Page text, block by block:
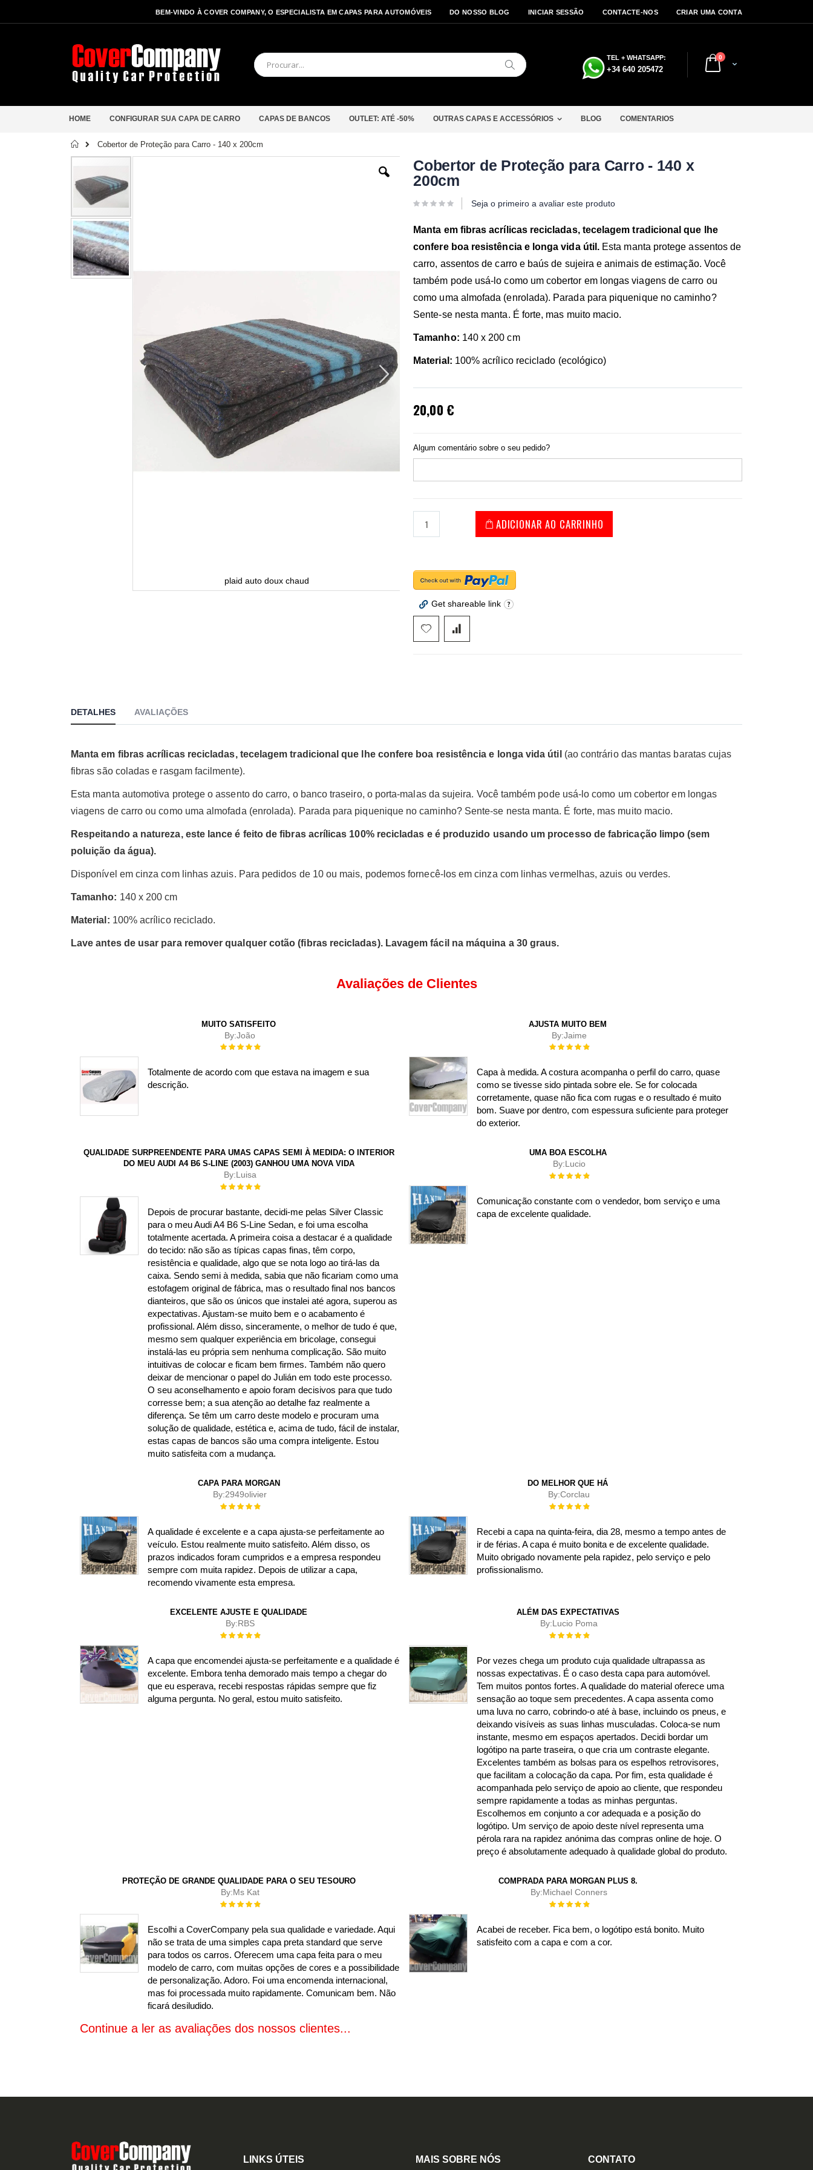
BEM-VINDO À COVER COMPANY, O ESPECIALISTA EM CAPAS PARA AUTOMÓVEIS DO NOSSO BLOG INICIAR SESSÃO CONTACTE-NOS CRIAR UMA CONTA
Cart
0artigos
Pesquisa
TEL + WHATSAPP:
+34 640 205472
HOME CONFIGURAR SUA CAPA DE CARRO CAPAS DE BANCOS OUTLET: ATÉ -50% OUTRAS CAPAS E ACCESSÓRIOS BLOG COMENTARIOS
InícioCobertor de Proteção para Carro - 140 x 200cm
Saltar
final
Galeria
de
imagens
plaid auto doux chaud
Saltar
para
Galeria
imagens
Cobertor de Proteção para Carro - 140 x
200cm
Seja o primeiro a avaliar este produto
Manta em fibras acrílicas recicladas, tecelagem tradicional que lhe
confere boa resistência e longa vida útil. Esta manta protege assentos de
carro, assentos de carro e baús de sujeira e animais de estimação. Você
também pode usá-lo como um cobertor em longas viagens de carro ou
como uma almofada (enrolada). Parada para piquenique no caminho?
Sente-se nesta manta. É forte, mas muito macio.
Tamanho: 140 x 200 cm
Material: 100% acrílico reciclado (ecológico)
20,00 €
Algum comentário sobre o seu pedido?
ADICIONAR AO CARRINHO
Get shareable link
DETALHES
Manta em fibras acrílicas recicladas, tecelagem tradicional que lhe confere boa resistência e longa vida útil (ao contrário das mantas baratas cujas
fibras são coladas e rasgam facilmente).
Esta manta automotiva protege o assento do carro, o banco traseiro, o porta-malas da sujeira. Você também pode usá-lo como um cobertor em longas
viagens de carro ou como uma almofada (enrolada). Parada para piquenique no caminho? Sente-se nesta manta. É forte, mas muito macio.
Respeitando a natureza, este lance é feito de fibras acrílicas 100% recicladas e é produzido usando um processo de fabricação limpo (sem
poluição da água).
Disponível em cinza com linhas azuis. Para pedidos de 10 ou mais, podemos fornecê-los em cinza com linhas vermelhas, azuis ou verdes.
Tamanho: 140 x 200 cm
Material: 100% acrílico reciclado.
Lave antes de usar para remover qualquer cotão (fibras recicladas). Lavagem fácil na máquina a 30 graus.
AVALIAÇÕES
Avaliações de Clientes
MUITO SATISFEITO
By:João
Rating:
Totalmente de acordo com que estava na imagem e sua
descrição.
AJUSTA MUITO BEM
By:Jaime
Rating:
Capa à medida. A costura acompanha o perfil do carro, quase
como se tivesse sido pintada sobre ele. Se for colocada
corretamente, quase não fica com rugas e o resultado é muito
bom. Suave por dentro, com espessura suficiente para proteger
do exterior.
QUALIDADE SURPREENDENTE PARA UMAS CAPAS SEMI À MEDIDA: O INTERIOR
DO MEU AUDI A4 B6 S-LINE (2003) GANHOU UMA NOVA VIDA
By:Luisa
Rating:
Depois de procurar bastante, decidi-me pelas Silver Classic
para o meu Audi A4 B6 S-Line Sedan, e foi uma escolha
totalmente acertada. A primeira coisa a destacar é a qualidade
do tecido: não são as típicas capas finas, têm corpo,
resistência e qualidade, algo que se nota logo ao tirá-las da
caixa. Sendo semi à medida, sabia que não ficariam como uma
estofagem original de fábrica, mas o resultado final nos bancos
dianteiros, que são os únicos que instalei até agora, superou as
expectativas. Ajustam-se muito bem e o acabamento é
profissional. Além disso, sinceramente, o melhor de tudo é que,
mesmo sem qualquer experiência em bricolage, consegui
instalá-las eu própria sem nenhuma complicação. São muito
intuitivas de colocar e ficam bem firmes. Também não quero
deixar de mencionar o papel do Julián em todo este processo.
O seu aconselhamento e apoio foram decisivos para que tudo
corresse bem; a sua atenção ao detalhe faz realmente a
diferença. Se têm um carro deste modelo e procuram uma
solução de qualidade, estética e, acima de tudo, fácil de instalar,
estas capas de bancos são uma compra inteligente. Estou
muito satisfeita com a mudança.
UMA BOA ESCOLHA
By:Lucio
Rating:
Comunicação constante com o vendedor, bom serviço e uma
capa de excelente qualidade.
CAPA PARA MORGAN
By:2949olivier
Rating:
A qualidade é excelente e a capa ajusta-se perfeitamente ao
veículo. Estou realmente muito satisfeito. Além disso, os
prazos indicados foram cumpridos e a empresa respondeu
sempre com muita rapidez. Depois de utilizar a capa,
recomendo vivamente esta empresa.
DO MELHOR QUE HÁ
By:Corclau
Rating:
Recebi a capa na quinta-feira, dia 28, mesmo a tempo antes de
ir de férias. A capa é muito bonita e de excelente qualidade.
Muito obrigado novamente pela rapidez, pelo serviço e pelo
profissionalismo.
EXCELENTE AJUSTE E QUALIDADE
By:RBS
Rating:
A capa que encomendei ajusta-se perfeitamente e a qualidade é
excelente. Embora tenha demorado mais tempo a chegar do
que eu esperava, recebi respostas rápidas sempre que fiz
alguma pergunta. No geral, estou muito satisfeito.
ALÉM DAS EXPECTATIVAS
By:Lucio Poma
Rating:
Por vezes chega um produto cuja qualidade ultrapassa as
nossas expectativas. É o caso desta capa para automóvel.
Tem muitos pontos fortes. A qualidade do material oferece uma
sensação ao toque sem precedentes. A capa assenta como
uma luva no carro, cobrindo-o até à base, incluindo os pneus, e
deixando visíveis as suas linhas musculadas. Coloca-se num
instante, mesmo em espaços apertados. Decidi bordar um
logótipo na parte traseira, o que cria um contraste elegante.
Excelentes também as bolsas para os espelhos retrovisores,
que facilitam a colocação da capa. Por fim, esta qualidade é
acompanhada pelo serviço de apoio ao cliente, que respondeu
sempre rapidamente a todas as minhas perguntas.
Escolhemos em conjunto a cor adequada e a posição do
logótipo. Um serviço de apoio deste nível representa uma
pérola rara na rapidez anónima das compras online de hoje. O
preço é absolutamente adequado à qualidade global do produto.
PROTEÇÃO DE GRANDE QUALIDADE PARA O SEU TESOURO
By:Ms Kat
Rating:
Escolhi a CoverCompany pela sua qualidade e variedade. Aqui
não se trata de uma simples capa preta standard que serve
para todos os carros. Oferecem uma capa feita para o meu
modelo de carro, com muitas opções de cores e a possibilidade
de personalização. Adoro. Foi uma encomenda internacional,
mas foi processada muito rapidamente. Comunicam bem. Não
ficará desiludido.
COMPRADA PARA MORGAN PLUS 8.
By:Michael Conners
Rating:
Acabei de receber. Fica bem, o logótipo está bonito. Muito
satisfeito com a capa e com a cor.
Continue a ler as avaliações dos nossos clientes...
LINKS ÚTEIS MAIS SOBRE NÓS CONTATO